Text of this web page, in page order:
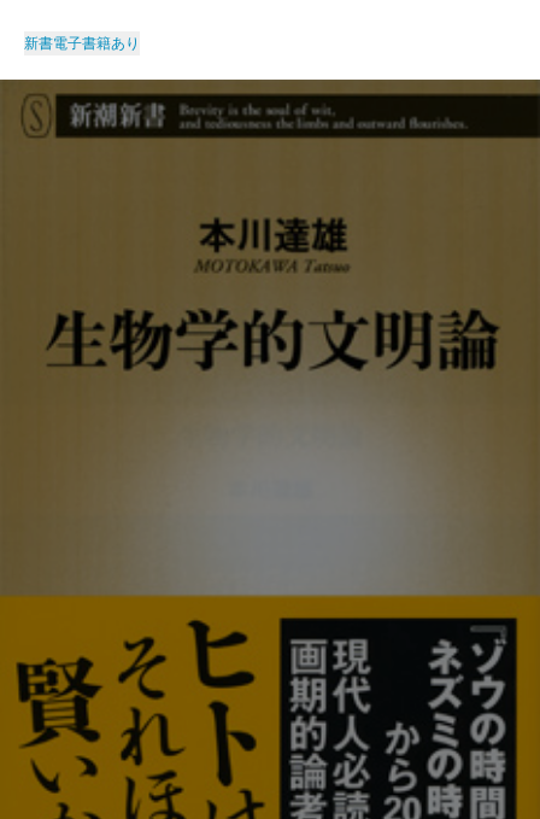
新書電子書籍あり